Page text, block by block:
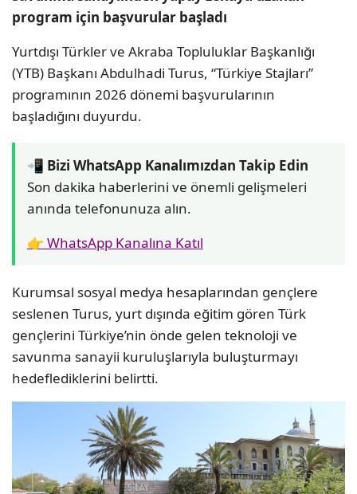
program için başvurular başladı
Yurtdışı Türkler ve Akraba Topluluklar Başkanlığı
(YTB) Başkanı Abdulhadi Turus, “Türkiye Stajları”
programının 2026 dönemi başvurularının
başladığını duyurdu.
📲 Bizi WhatsApp Kanalımızdan Takip Edin
Son dakika haberlerini ve önemli gelişmeleri
anında telefonunuza alın.
👉 WhatsApp Kanalına Katıl
Kurumsal sosyal medya hesaplarından gençlere
seslenen Turus, yurt dışında eğitim gören Türk
gençlerini Türkiye’nin önde gelen teknoloji ve
savunma sanayii kuruluşlarıyla buluşturmayı
hedeflediklerini belirtti.